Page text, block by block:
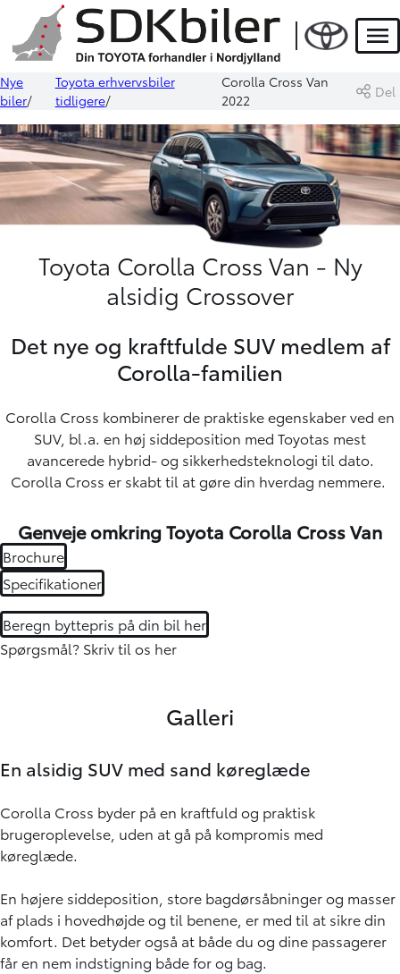
Nye
biler
Toyota erhvervsbiler
tidligere
Corolla Cross Van
2022
Del
Toyota Corolla Cross Van - Ny
alsidig Crossover
Det nye og kraftfulde SUV medlem af
Corolla-familien
Corolla Cross kombinerer de praktiske egenskaber ved en
SUV, bl.a. en høj siddeposition med Toyotas mest
avancerede hybrid- og sikkerhedsteknologi til dato.
Corolla Cross er skabt til at gøre din hverdag nemmere.
Genveje omkring Toyota Corolla Cross Van
Brochure
Specifikationer
Beregn byttepris på din bil her
Spørgsmål? Skriv til os her
Galleri
En alsidig SUV med sand køreglæde
Corolla Cross byder på en kraftfuld og praktisk
brugeroplevelse, uden at gå på kompromis med
køreglæde.
En højere siddeposition, store bagdørsåbninger og masser
af plads i hovedhøjde og til benene, er med til at sikre din
komfort. Det betyder også at både du og dine passagerer
får en nem indstigning både for og bag.